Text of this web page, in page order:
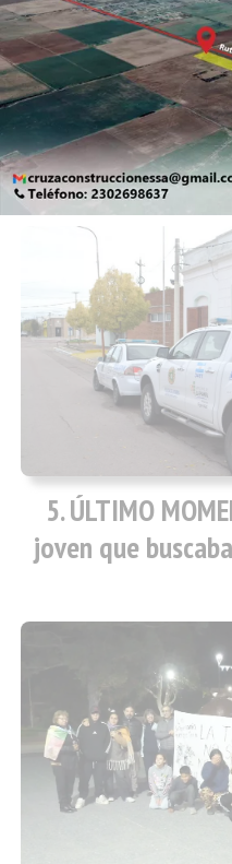
La Biblioteca
escritora
ÚLTIMO
joven que